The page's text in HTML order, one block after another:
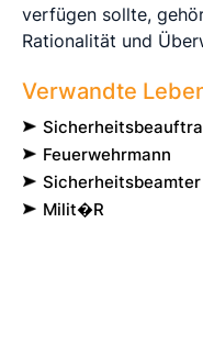
verfügen sollte,
Rationalität und
Verwandte
Feuerwehrmann
Sicherheitsbeamter
Milit�r